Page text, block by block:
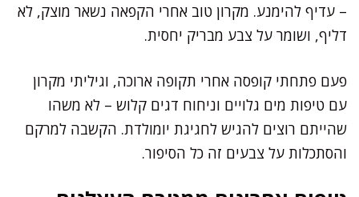
– עדיף להימנע. מקרון טוב אחרי הקפאה נשאר מוצק, לא
דליף, ושומר על צבע מבריק יחסית.
פעם פתחתי קופסה אחרי תקופה ארוכה, וגיליתי מקרון
עם טיפות מים גלויים וניחוח דגים קלוש – לא משהו
שהייתם רוצים להגיש לחגיגת יומולדת. הקשבה למרקם
והסתכלות על צבעים זה כל הסיפור.